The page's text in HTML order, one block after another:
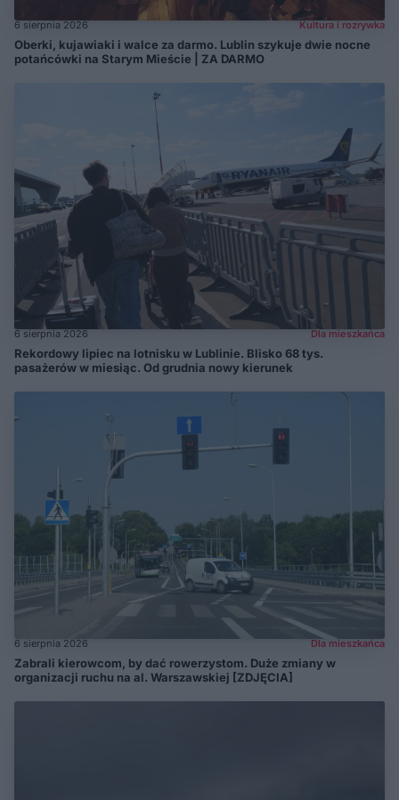
6 sierpnia 2026 Kultura i rozrywka
Oberki, kujawiaki i walce za darmo. Lublin szykuje dwie nocne
potańcówki na Starym Mieście | ZA DARMO
6 sierpnia 2026 Dla mieszkańca
Rekordowy lipiec na lotnisku w Lublinie. Blisko 68 tys.
pasażerów w miesiąc. Od grudnia nowy kierunek
6 sierpnia 2026 Dla mieszkańca
Zabrali kierowcom, by dać rowerzystom. Duże zmiany w
organizacji ruchu na al. Warszawskiej [ZDJĘCIA]